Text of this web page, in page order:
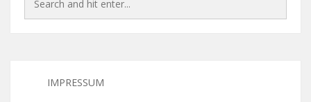
IMPRESSUM